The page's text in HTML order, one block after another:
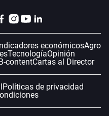
económicosAgro
TecnologíaOpinión
contentCartas al Director
Políticas de privacidad